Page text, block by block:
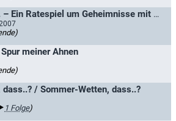
Pssst... – Ein Ratespiel um Geheimnisse mit Harald Schmidt
meiner Ahnen
dass..? / Sommer-Wetten, dass..?
1 Folge)